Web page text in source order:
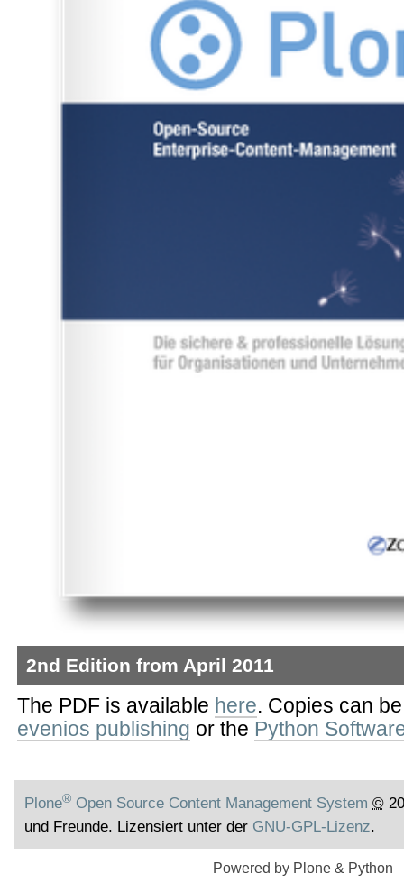
2nd Edition from April 2011
The PDF is available here. Copies can
evenios publishing or the Python
Plone®Open Source Content Management System ©
und Freunde. Lizensiert unter der GNU-GPL-Lizenz.
Powered by Plone & Python